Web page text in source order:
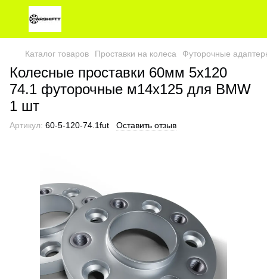
Каталог товаров Проставки на колеса Футорочные
Колесные проставки 60мм 5х120
74.1 футорочные м14х125 для BMW
1 шт
Артикул: 60-5-120-74.1fut Оставить отзыв